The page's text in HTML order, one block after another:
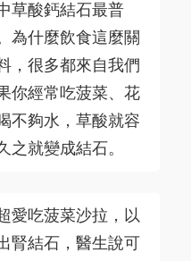
草酸鈣結石最普
為什麼飲食這麼關
，很多都來自我們
你經常吃菠菜、花
不夠水，草酸就容
之就變成結石。
愛吃菠菜沙拉，以
腎結石，醫生說可